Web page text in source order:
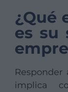
¿Qué
es su
implica